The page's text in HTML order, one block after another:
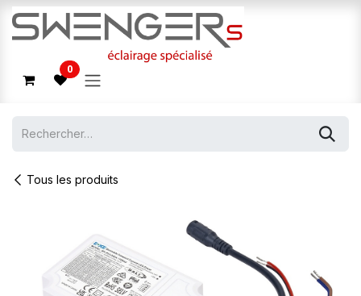
Se rendre au contenu
0
Tous les produits